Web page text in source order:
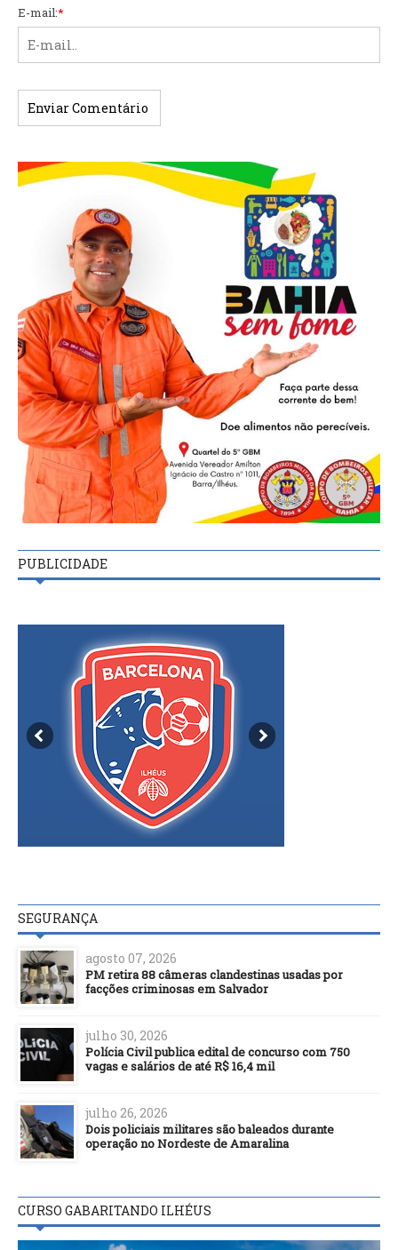
E-mail:*
PUBLICIDADE
SEGURANÇA
agosto 07, 2026
PM retira 88 câmeras clandestinas usadas por
facções criminosas em Salvador
julho 30, 2026
Polícia Civil publica edital de concurso com 750
vagas e salários de até R$ 16,4 mil
julho 26, 2026
Dois policiais militares são baleados durante
operação no Nordeste de Amaralina
CURSO GABARITANDO ILHÉUS